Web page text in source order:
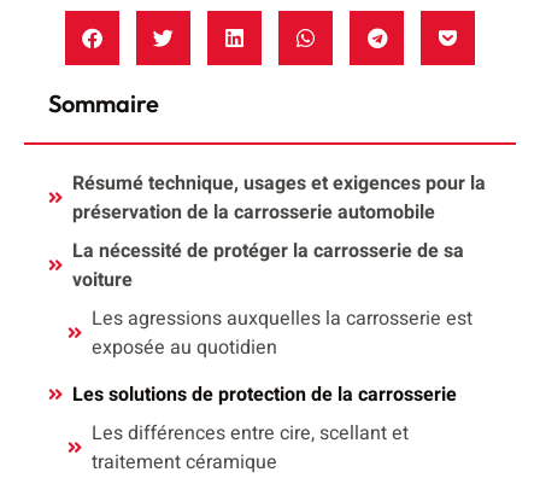
Sommaire
Résumé technique, usages et exigences pour la
préservation de la carrosserie automobile
La nécessité de protéger la carrosserie de sa
voiture
Les agressions auxquelles la carrosserie est
exposée au quotidien
Les solutions de protection de la carrosserie
Les différences entre cire, scellant et
traitement céramique